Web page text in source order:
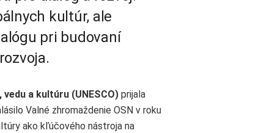
kultúr, ale
pri budovaní
a kultúru (UNESCO) prijala
Valné zhromaždenie OSN v roku
ako kľúčového nástroja na